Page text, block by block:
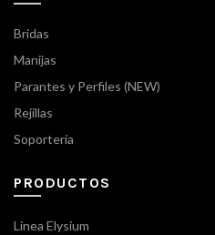
Bridas
Manijas
Parantes y Perfiles (NEW)
Rejillas
Soportería
PRODUCTOS
Linea Elysium